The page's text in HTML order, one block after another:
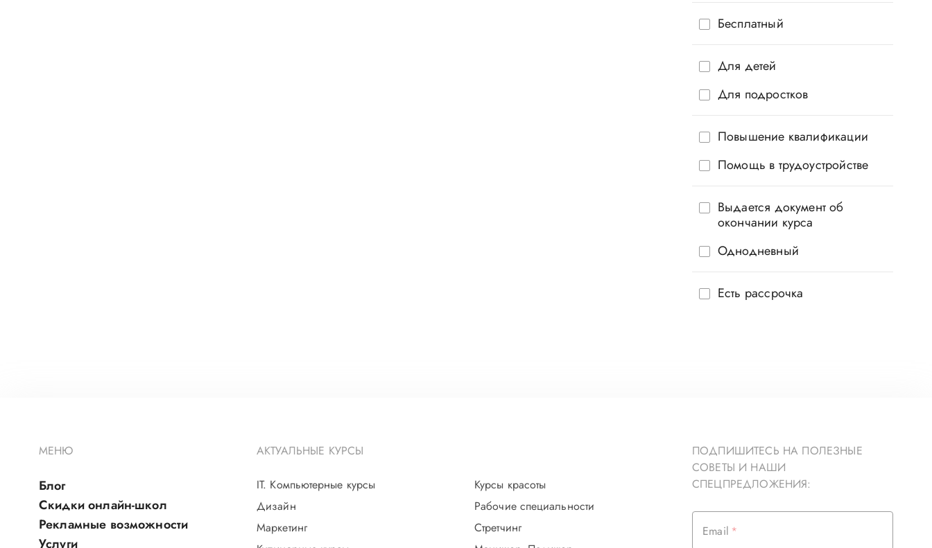
Бесплатный
Для детей
Для подростков
Повышение квалификации
Помощь в трудоустройстве
Выдается документ об
окончании курса
Однодневный
Есть рассрочка
МЕНЮ
Блог
Скидки онлайн-школ
Рекламные возможности
Услуги
АКТУАЛЬНЫЕ КУРСЫ
IT. Компьютерные курсы
Курсы красоты
Дизайн
Рабочие специальности
Маркетинг
Стретчинг
ПОДПИШИТЕСЬ НА ПОЛЕЗНЫЕ
СОВЕТЫ И НАШИ
СПЕЦПРЕДЛОЖЕНИЯ:
Email